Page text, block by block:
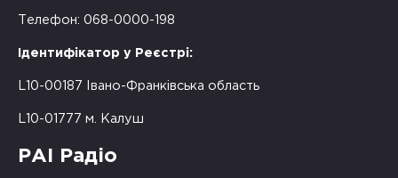
Телефон: 068-0000-198
Ідентифікатор у Реєстрі:
L10-00187 Івано-Франківська область
L10-01777 м. Калуш
РАІ Радіо